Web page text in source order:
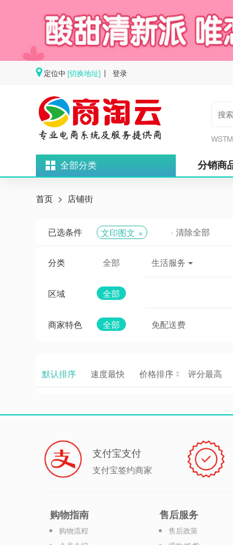
定位中 [切换地址] 登录
全部分类 分销商
首页 店铺街
已选条件 文印图文 · 清除全部
分类 全部 生活服务
区域 全部
商家特色 全部 免配送费
默认排序 速度最快 价格排序 评分最高
支付宝支付
支付宝签约商家
购物指南
购物流程
售后服务
售后政策